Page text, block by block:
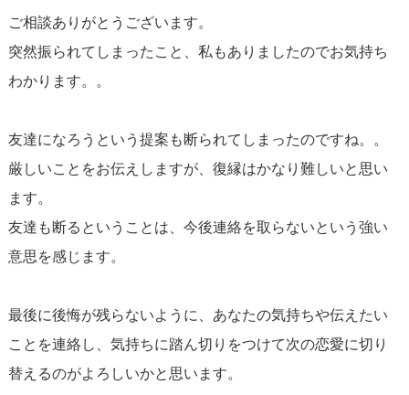
3.**改善した自己を示す**：ある程度の時間が経過した後、
たとえば数週間から数ヶ月後に、改善した自分を彼女に伝
歩となりうるでしょう。ただし、これは直接的な復縁の提
案ではなく、あなたの成長や変化を伝える機会として捉え
てください。たとえば、改善したことや心がけていること
を短い手紙やメッセージで伝えることができます。
復縁を望まないと決断した場合は、その判断を尊重し、前
向きな気持ちで次のステップに進む準備をしておくことが
必要です。
ご相談ありがとうございます。
突然振られてしまったこと、私もありましたのでお気持ち
わかります。。
友達になろうという提案も断られてしまったのですね。。
厳しいことをお伝えしますが、復縁はかなり難しいと思い
ます。
友達も断るということは、今後連絡を取らないという強い
意思を感じます。
最後に後悔が残らないように、あなたの気持ちや伝えたい
ことを連絡し、気持ちに踏ん切りをつけて次の恋愛に切り
替えるのがよろしいかと思います。